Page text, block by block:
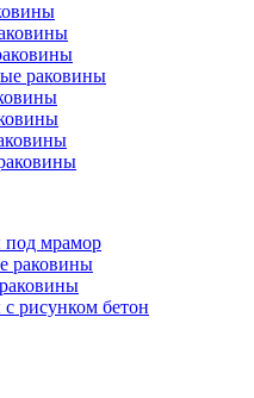
раковины
под мрамор
раковины
рисунком бетон